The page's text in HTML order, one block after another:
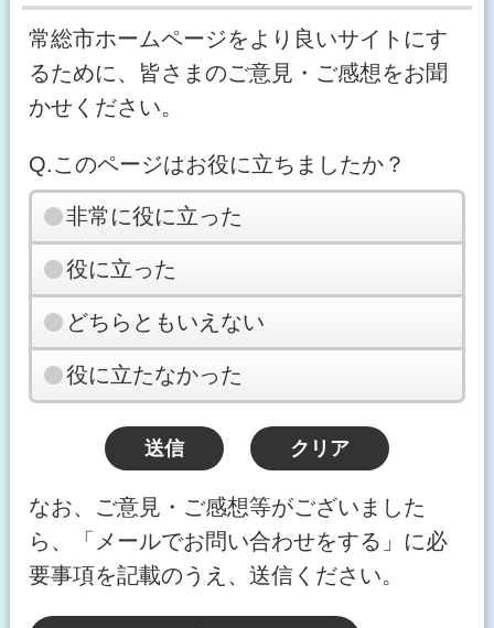
常総市ホームページをより良いサイトにす
るために、皆さまのご意見・ご感想をお聞
かせください。
Q.このページはお役に立ちましたか？
非常に役に立った
役に立った
どちらともいえない
役に立たなかった
なお、ご意見・ご感想等がございました
ら、「メールでお問い合わせをする」に必
要事項を記載のうえ、送信ください。